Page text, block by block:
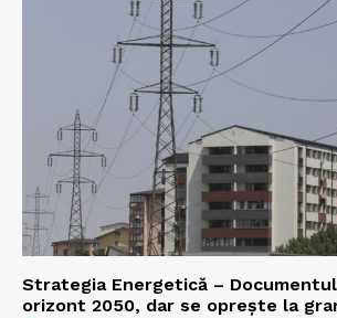
Strategia Energetică –
orizont 2050, dar se oprește la